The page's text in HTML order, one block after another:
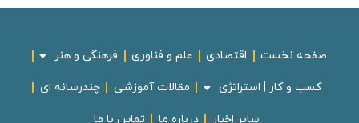
صفحه نخست اقتصادی علم و فناوری فرهنگی و هنر
کسب و کار | استراتژی مقالات آموزشی چندرسانه ای
سایر اخبار درباره ما تماس با ما